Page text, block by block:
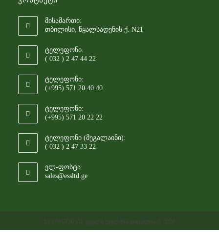
მისამართი:
თბილისი, წყალსადენის ქ. N21
ტელეფონი:
( 032 ) 2 47 44 22
ტელეფონი:
(+995) 571 20 40 40
ტელეფონი:
(+995) 571 20 22 22
ტელეფონი (მეგალაინი):
( 032 ) 2 47 33 22
ელ-ფოსტა:
sales@essltd.ge
ECOWOOD.GE ყველა უფლება დაცულია © 2020